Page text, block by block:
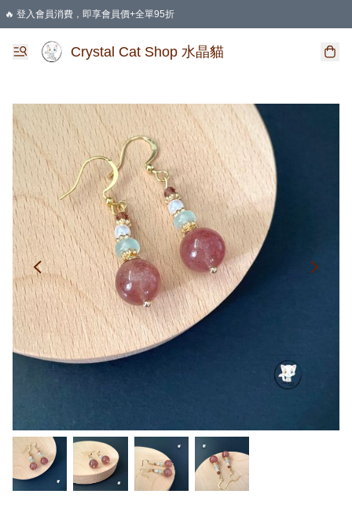
🔥 登入會員消費，即享會員價+全單95折
🛍️ 購物滿HKD 400 即享免運費優惠
Crystal Cat Shop 水晶貓